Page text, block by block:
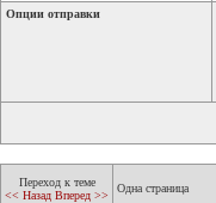
Опции отправки
Переход к теме
<< Назад Вперед >>
Одна страница